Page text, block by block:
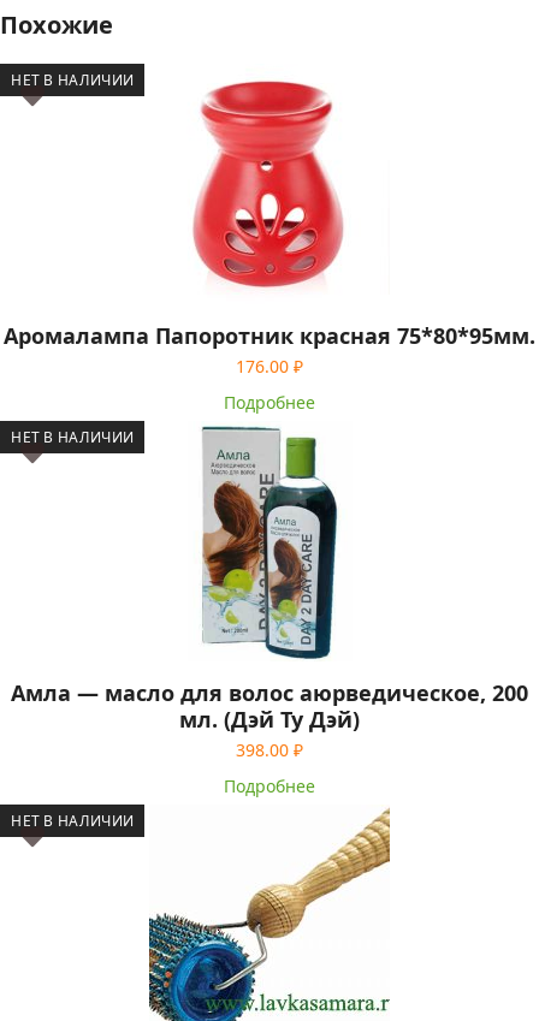
Похожие
НЕТ В НАЛИЧИИ
Аромалампа Папоротник красная 75*80*95мм.
176.00 ₽
Подробнее
НЕТ В НАЛИЧИИ
Амла — масло для волос аюрведическое, 200
мл. (Дэй Ту Дэй)
398.00 ₽
Подробнее
НЕТ В НАЛИЧИИ